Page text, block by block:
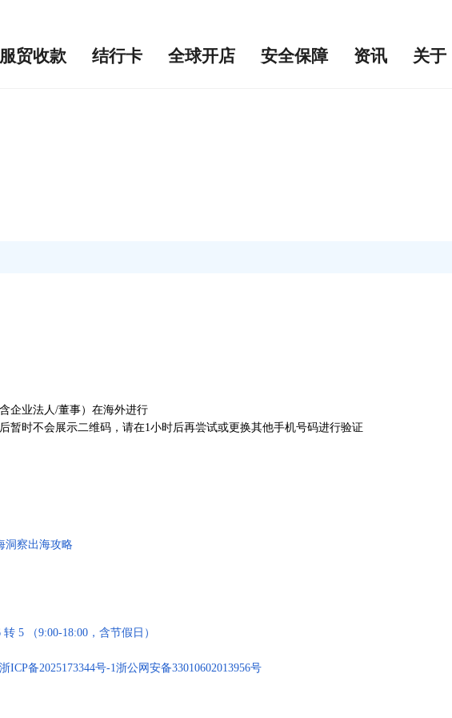
服贸收款 结行卡 全球开店 安全保障 资讯 关于
企业法人/董事）在海外进行
时不会展示二维码，请在1小时后再尝试或更换其他手机号码进行验证
洞察出海攻略
转 5
（9:00-18:00，含节假日）
ICP备2025173344号-1 浙公网安备33010602013956号